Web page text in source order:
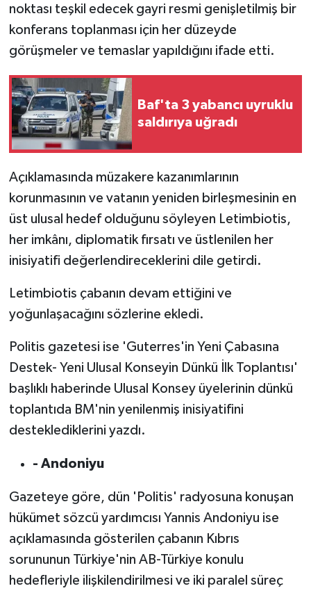
noktası teşkil edecek gayri resmi genişletilmiş bir
konferans toplanması için her düzeyde
görüşmeler ve temaslar yapıldığını ifade etti.
Baf'ta 3 yabancı uyruklu
saldırıya uğradı
Açıklamasında müzakere kazanımlarının
korunmasının ve vatanın yeniden birleşmesinin en
üst ulusal hedef olduğunu söyleyen Letimbiotis,
her imkânı, diplomatik fırsatı ve üstlenilen her
inisiyatifi değerlendireceklerini dile getirdi.
Letimbiotis çabanın devam ettiğini ve
yoğunlaşacağını sözlerine ekledi.
Politis gazetesi ise 'Guterres'in Yeni Çabasına
Destek- Yeni Ulusal Konseyin Dünkü İlk Toplantısı'
başlıklı haberinde Ulusal Konsey üyelerinin dünkü
toplantıda BM'nin yenilenmiş inisiyatifini
desteklediklerini yazdı.
- Andoniyu
Gazeteye göre, dün 'Politis' radyosuna konuşan
hükümet sözcü yardımcısı Yannis Andoniyu ise
açıklamasında gösterilen çabanın Kıbrıs
sorununun Türkiye'nin AB-Türkiye konulu
hedefleriyle ilişkilendirilmesi ve iki paralel süreç